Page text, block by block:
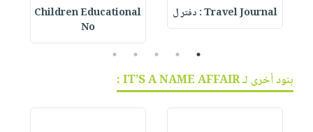
Travel Journal : دفتر ل
Children Educational
No
1
2
3
4
5
بنود أخرى لـ IT’S A NAME AFFAIR :